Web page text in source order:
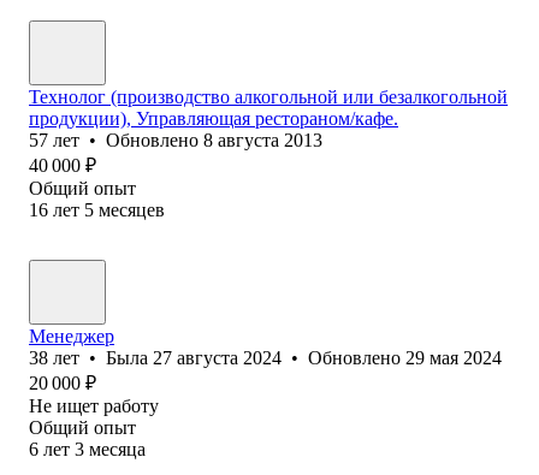
Технолог (производство алкогольной или безалкогольной
продукции), Управляющая рестораном/кафе.
57 лет • Обновлено 8 августа 2013
40 000 ₽
Общий опыт
16 лет 5 месяцев
Менеджер
38 лет • Была 27 августа 2024 • Обновлено 29 мая 2024
20 000 ₽
Не ищет работу
Общий опыт
6 лет 3 месяца